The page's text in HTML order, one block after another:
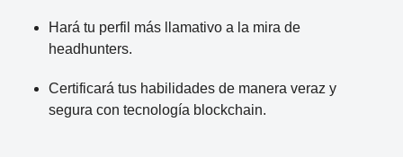
Hará tu perfil más llamativo a la mira de
headhunters.
Certificará tus habilidades de manera veraz y
segura con tecnología blockchain.